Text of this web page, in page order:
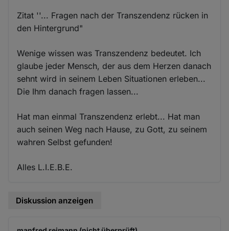
Zitat ''... Fragen nach der Transzendenz rücken in
den Hintergrund"
Wenige wissen was Transzendenz bedeutet. Ich
glaube jeder Mensch, der aus dem Herzen danach
sehnt wird in seinem Leben Situationen erleben...
Die Ihm danach fragen lassen...
Hat man einmal Transzendenz erlebt... Hat man
auch seinen Weg nach Hause, zu Gott, zu seinem
wahren Selbst gefunden!
Alles L.I.E.B.E.
Diskussion anzeigen